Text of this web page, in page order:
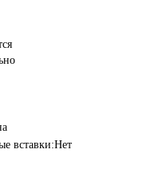
вставки:Нет